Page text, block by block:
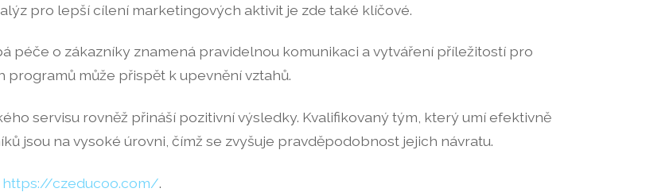
pro lepší cílení marketingových aktivit je zde také klíčové.
péče o zákazníky znamená pravidelnou komunikaci a vytváření příležitostí pro
může přispět k upevnění vztahů.
servisu rovněž přináší pozitivní výsledky. Kvalifikovaný tým, který umí efektivně
jsou na vysoké úrovni, čímž se zvyšuje pravděpodobnost jejich návratu.
https://czeducoo.com/.